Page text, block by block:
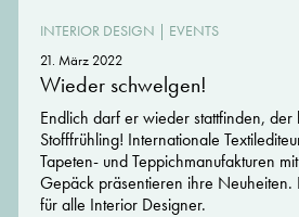
INTERIOR DESIGN | EVENTS
21. März 2022
Wieder schwelgen!
Endlich darf er wieder stattfinden,
Stofffrühling! Internationale
Tapeten- und Teppichmanufakturen
Gepäck präsentieren ihre Neuheiten.
für alle Interior Designer.